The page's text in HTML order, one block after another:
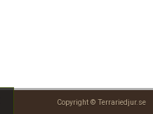
Copyright © Terrariedjur.se